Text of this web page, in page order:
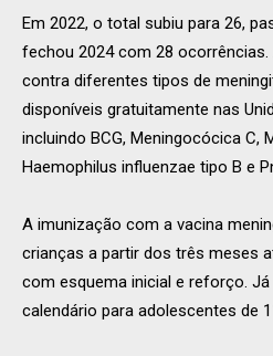
Em 2022, o total subiu para 26,
fechou 2024 com 28
contra diferentes tipos de
disponíveis gratuitamente nas
incluindo BCG, Meningocócica C,
Haemophilus influenzae tipo B e
A imunização com a vacina
crianças a partir dos três meses
com esquema inicial e reforço. Já
calendário para adolescentes de